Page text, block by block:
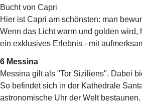
Bucht von Capri
Hier ist Capri am schönsten: man
Wenn das Licht warm und golden
ein exklusives Erlebnis - mit
6 Messina
Messina gilt als "Tor Siziliens". Dabei
So befindet sich in der Kathedrale
astronomische Uhr der Welt